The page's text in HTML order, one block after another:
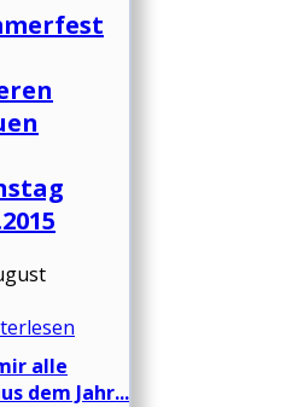
alle
dem Jahr...